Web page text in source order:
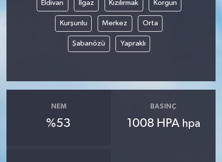
Eldivan Ilgaz Kızılırmak Korgun
Kurşunlu Merkez Orta
Şabanözü Yapraklı
NEM
%53
BASINÇ
1008 HPA hpa